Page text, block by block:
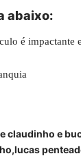
abaixo:
é impactante
claudinho e
lucas